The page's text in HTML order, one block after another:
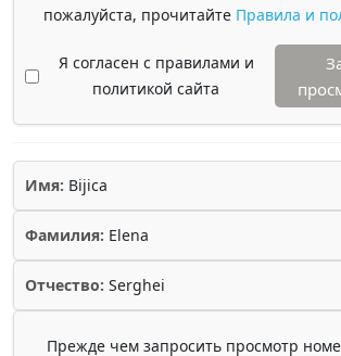
пожалуйста, прочитайте Правила и
Я согласен с правилами и
политикой сайта
Имя: Bijica
Фамилия: Elena
Отчество: Serghei
Прежде чем запросить просмотр